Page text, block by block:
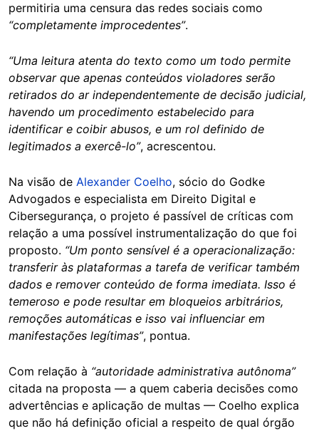
permitiria uma censura das redes sociais como
“completamente improcedentes”.
“Uma leitura atenta do texto como um todo permite
observar que apenas conteúdos violadores serão
retirados do ar independentemente de decisão judicial,
havendo um procedimento estabelecido para
identificar e coibir abusos, e um rol definido de
legitimados a exercê-lo”, acrescentou.
Na visão de Alexander Coelho, sócio do Godke
Advogados e especialista em Direito Digital e
Cibersegurança, o projeto é passível de críticas com
relação a uma possível instrumentalização do que foi
proposto. “Um ponto sensível é a operacionalização:
transferir às plataformas a tarefa de verificar também
dados e remover conteúdo de forma imediata. Isso é
temeroso e pode resultar em bloqueios arbitrários,
remoções automáticas e isso vai influenciar em
manifestações legítimas”, pontua.
Com relação à “autoridade administrativa autônoma”
citada na proposta — a quem caberia decisões como
advertências e aplicação de multas — Coelho explica
que não há definição oficial a respeito de qual órgão